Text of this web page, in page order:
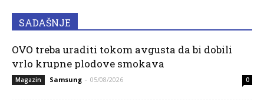
SADAŠNJE
OVO treba uraditi tokom avgusta da bi dobili
vrlo krupne plodove smokava
Magazin Samsung - 05/08/2026 0